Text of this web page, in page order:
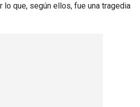
que, según ellos, fue una tragedia